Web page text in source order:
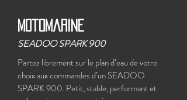
Motomarine
SEADOO SPARK 900
Partez librement sur le plan d’eau de votre
choix aux commandes d’un SEADOO
SPARK 900. Petit, stable, performant et